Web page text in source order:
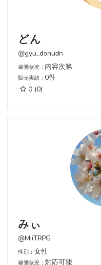
どん
@gyu_donudn
稼働状況： 内容次第
販売実績： 0件
0 (0)
みぃ
@MiiTRPG
性別： 女性
稼働状況： 対応可能